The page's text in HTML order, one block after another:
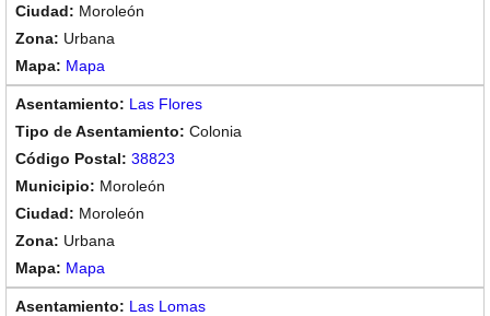
Moroleón
Urbana
Mapa
Las Flores
Colonia
38823
Moroleón
Moroleón
Urbana
Mapa
Las Lomas